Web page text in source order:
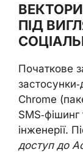
ПІД
Початкове
Chrome
інженерії.
доступ до